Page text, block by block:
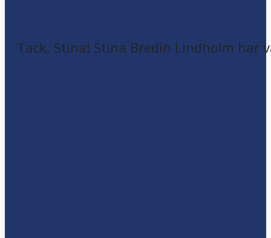
Tack, Stina! Stina Bredin Lindholm har